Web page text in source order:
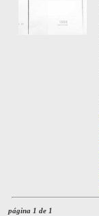
página 1 de 1